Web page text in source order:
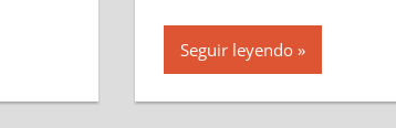
Seguir leyendo